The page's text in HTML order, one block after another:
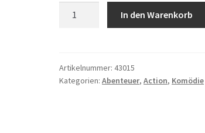
In den Warenkorb
Artikelnummer:43015
Kategorien:Abenteuer,Action, Komödie